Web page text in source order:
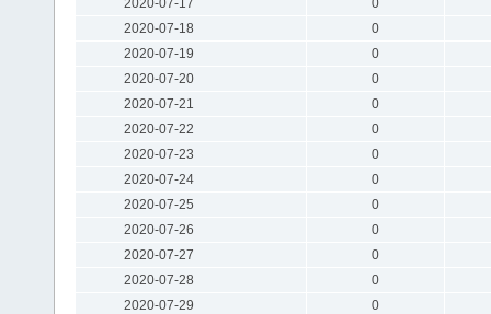
2020-07-17
0
2020-07-18
0
2020-07-19
0
2020-07-20
0
2020-07-21
0
2020-07-22
0
2020-07-23
0
2020-07-24
0
2020-07-25
0
2020-07-26
0
2020-07-27
0
2020-07-28
0
2020-07-29
0